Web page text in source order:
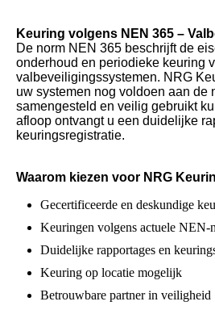
Keuring volgens NEN 365 –
De norm NEN 365 beschrijft de
onderhoud en periodieke keuring
valbeveiligingssystemen. NRG
uw systemen nog voldoen aan de
samengesteld en veilig gebruikt
afloop ontvangt u een duidelijke
keuringsregistratie.
Waarom kiezen voor NRG
Gecertificeerde en deskundige
Keuringen volgens actuele NEN-
Duidelijke rapportages en
Keuring op locatie mogelijk
Betrouwbare partner in veiligheid